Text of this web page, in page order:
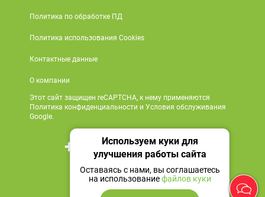
Политика по обработке ПД
Политика использования Cookies
Контактные данные
О компании
Этот сайт защищен reCAPTCHA, к нему применяются
Политика конфиденциальности и Условия обслуживания
Google.
+7 495 419 18 18
Мы в социальных сетях
Используем куки для
улучшения работы сайта
Оставаясь с нами, вы соглашаетесь
на использованиефайлов куки